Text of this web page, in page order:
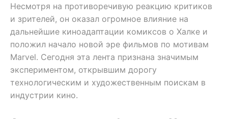
Несмотря на противоречивую реакцию критиков
и зрителей, он оказал огромное влияние на
дальнейшие киноадаптации комиксов о Халке и
положил начало новой эре фильмов по мотивам
Marvel. Сегодня эта лента признана значимым
экспериментом, открывшим дорогу
технологическим и художественным поискам в
индустрии кино.